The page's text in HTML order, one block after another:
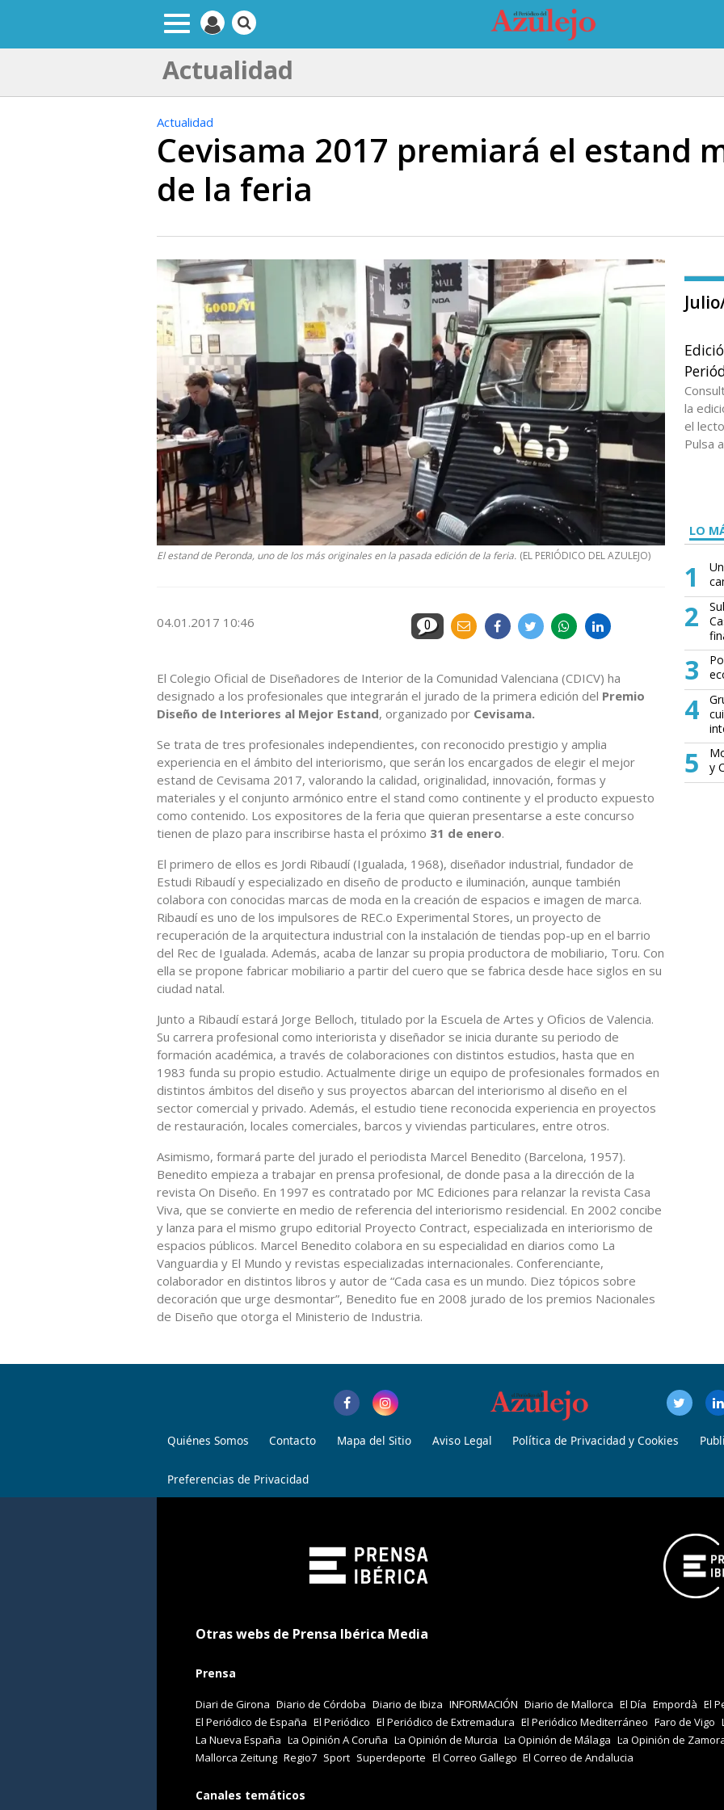
Actualidad
Actualidad
Cevisama 2017 premiará el estand
de la feria
El estand de Peronda, uno de los más originales en la pasada edición de la feria. (EL PERIÓDICO DEL AZULEJO)
04.01.2017 10:46 0
El Colegio Oficial de Diseñadores de Interior de la Comunidad Valenciana (CDICV) ha
designado a los profesionales que integrarán el jurado de la primera edición del Premio
Diseño de Interiores al Mejor Estand, organizado por Cevisama.
Se trata de tres profesionales independientes, con reconocido prestigio y amplia
experiencia en el ámbito del interiorismo, que serán los encargados de elegir el mejor
estand de Cevisama 2017, valorando la calidad, originalidad, innovación, formas y
materiales y el conjunto armónico entre el stand como continente y el producto expuesto
como contenido. Los expositores de la feria que quieran presentarse a este concurso
tienen de plazo para inscribirse hasta el próximo 31 de enero.
El primero de ellos es Jordi Ribaudí (Igualada, 1968), diseñador industrial, fundador de
Estudi Ribaudí y especializado en diseño de producto e iluminación, aunque también
colabora con conocidas marcas de moda en la creación de espacios e imagen de marca.
Ribaudí es uno de los impulsores de REC.o Experimental Stores, un proyecto de
recuperación de la arquitectura industrial con la instalación de tiendas pop-up en el barrio
del Rec de Igualada. Además, acaba de lanzar su propia productora de mobiliario, Toru. Con
ella se propone fabricar mobiliario a partir del cuero que se fabrica desde hace siglos en su
ciudad natal.
Junto a Ribaudí estará Jorge Belloch, titulado por la Escuela de Artes y Oficios de Valencia.
Su carrera profesional como interiorista y diseñador se inicia durante su periodo de
formación académica, a través de colaboraciones con distintos estudios, hasta que en
1983 funda su propio estudio. Actualmente dirige un equipo de profesionales formados en
distintos ámbitos del diseño y sus proyectos abarcan del interiorismo al diseño en el
sector comercial y privado. Además, el estudio tiene reconocida experiencia en proyectos
de restauración, locales comerciales, barcos y viviendas particulares, entre otros.
Asimismo, formará parte del jurado el periodista Marcel Benedito (Barcelona, 1957).
Benedito empieza a trabajar en prensa profesional, de donde pasa a la dirección de la
revista On Diseño. En 1997 es contratado por MC Ediciones para relanzar la revista Casa
Viva, que se convierte en medio de referencia del interiorismo residencial. En 2002 concibe
y lanza para el mismo grupo editorial Proyecto Contract, especializada en interiorismo de
espacios públicos. Marcel Benedito colabora en su especialidad en diarios como La
Vanguardia y El Mundo y revistas especializadas internacionales. Conferenciante,
colaborador en distintos libros y autor de “Cada casa es un mundo. Diez tópicos sobre
decoración que urge desmontar”, Benedito fue en 2008 jurado de los premios Nacionales
de Diseño que otorga el Ministerio de Industria.
la
el
Pulsa
LO
1
2
3
4
5
y
Quiénes Somos Contacto Mapa del Sitio Aviso Legal Política de Privacidad y Cookies
Preferencias de Privacidad
Otras webs de Prensa Ibérica Media
Prensa
Diari de Girona Diario de Córdoba Diario de Ibiza INFORMACIÓN Diario de Mallorca El Día Empordà El
El Periódico de España El Periódico El Periódico de Extremadura El Periódico Mediterráneo Faro de Vigo
La Nueva España La Opinión A Coruña La Opinión de Murcia La Opinión de Málaga La Opinión de
Mallorca Zeitung Regio7 Sport Superdeporte El Correo Gallego El Correo de Andalucia
Canales temáticos